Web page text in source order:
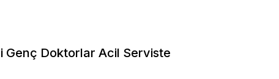
Genç Doktorlar Acil Serviste